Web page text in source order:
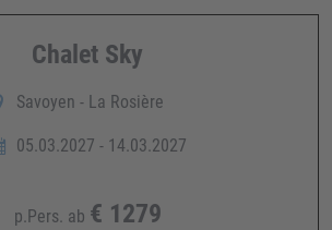
Chalet Sky
Savoyen - La Rosière
05.03.2027 - 14.03.2027
p.Pers. ab € 1279